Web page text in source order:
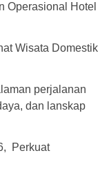
Operasional Hotel
Wisata Domestik
perjalanan
dan lanskap
Perkuat